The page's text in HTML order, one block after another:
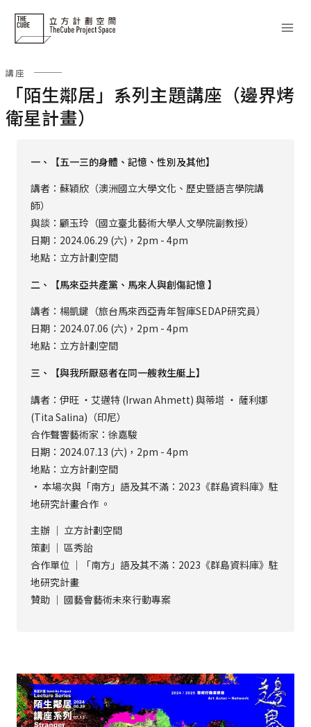
Skip
content
講座
「陌生鄰居」系列主題講座（邊界烤
衛星計畫）
一、【五一三的身體、記憶、性別及其他】
講者：蘇穎欣（澳洲國立大學文化、歷史暨語言學院講
師）
與談：顧玉玲（國立臺北藝術大學人文學院副教授）
日期：2024.06.29 (六)，2pm - 4pm
地點：立方計劃空間
二、【馬來亞共產黨、馬來人與創傷記憶 】
講者：楊凱鍵（旅台馬來西亞青年智庫SEDAP研究員）
日期：2024.07.06 (六)，2pm - 4pm
地點：立方計劃空間
三、【與我所厭惡者在同一艘救生艇上】
講者：伊旺 ‧艾邁特 (Irwan Ahmett) 與蒂塔 ‧ 薩利娜
(Tita Salina)（印尼）
合作聲響藝術家：徐嘉駿
日期：2024.07.13 (六)，2pm - 4pm
地點：立方計劃空間
· 本場次與「南方」語及其不滿：2023《群島資料庫》駐
地研究計畫合作 。
主辦 ｜ 立方計劃空間
策劃 ｜ 區秀詒
合作單位 ｜「南方」語及其不滿：2023《群島資料庫》駐
地研究計畫
贊助 ｜ 國藝會藝術未來行動專案